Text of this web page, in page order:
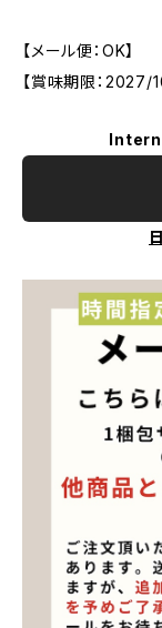
【メール便：OK】
【賞味期限：2027/